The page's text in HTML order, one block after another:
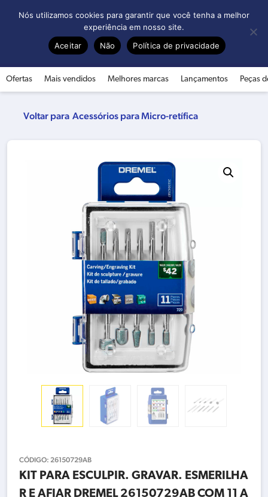
Ofertas Mais vendidos Melhores marcas Lançamentos Peças
Acessórios para Micro-retífica
CÓDIGO: 26150729AB
KIT PARA ESCULPIR. GRAVAR. ESMERILHA
R E AFIAR DREMEL 26150729AB COM 11 A
Nós utilizamos cookies para garantir que você tenha a melhor
experiência em nosso site.
Aceitar
Não Política de privacidade